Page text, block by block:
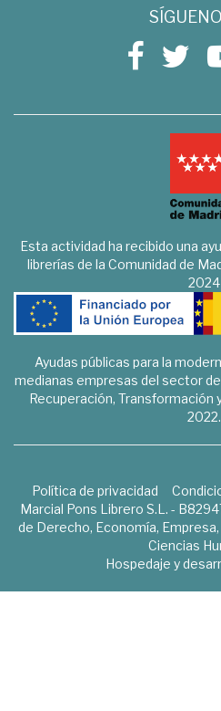
Esta actividad ha recibido una
librerías de la Comunidad de
2024
Ayudas públicas para la
medianas empresas del sector
Recuperación, Transformación
2022.
Política de privacidad
Marcial Pons Librero S.L. -
de Derecho, Economía,
Ciencias
Hospedaje y